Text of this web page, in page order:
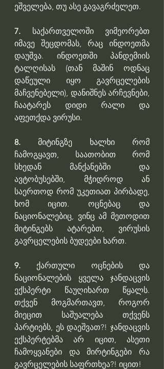
ეშველება, თუ ასე გავაგრძელეთ.
7. საქართველოში ვიმეორებთ
იმავე შეცდომას, რაც ინდოეთმა
დაუშვა. ინდოეთში პანდემიის
ტალღისას (თან მაშინ ოდნაც
დაწეული იყო გავრცელების
მაჩვენებელი), დანიშნეს არჩევნები,
ჩაატარეს დიდი რალი და
აფეთქდა ვირუსი.
8. მიტინგზე ხალხი რომ
ჩამოგყავთ, საათობით რომ
სხედან მანქანებში და
ავტობუსებში, მჭიდროდ ან
საერთოდ რომ უკეთიათ პირბადე,
ხომ იცით. ოცნებაც და
ნაციონალებიც, ვინც ამ მეთოდით
მიტინგებს ატარებთ, ვირუსის
გავრცელების ბუდეები ხართ.
9. ქართული ოცნების და
ნაციონალების ყველა ჯანდაცვის
ექსპერტი წაუღიხართ წყალს.
თქვენ მოგმართავთ, როგორ
მიეცით საშუალება თქვენს
პარტიებს, ეს დაეშვათ?! ჯანდაცვის
ექსპერტებმა არ იცით, ასეთი
ჩამოყვანები და მირტინგები რა
გავრცელების საფრთხეა?! იცით!